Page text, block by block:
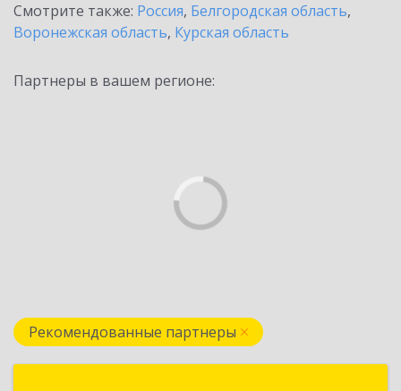
Смотрите также: Россия, Белгородская область,
Воронежская область, Курская область
Партнеры в вашем регионе:
Рекомендованные партнеры